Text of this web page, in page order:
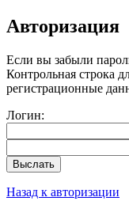
Авторизация
Если вы забыли
Контрольная строка
регистрационные
Логин:
Выслать
Назад к авторизации